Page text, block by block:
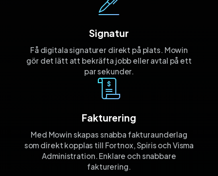
Signatur
Få digitala signaturer direkt på plats. Mowin
gör det lätt att bekräfta jobb eller avtal på ett
par sekunder.
Fakturering
Med Mowin skapas snabba fakturaunderlag
som direkt kopplas till Fortnox, Spiris och Visma
Administration. Enklare och snabbare
fakturering.